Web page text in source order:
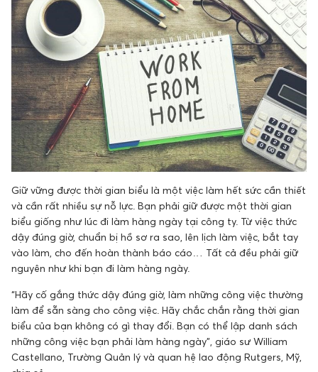
Giữ vững được thời gian biểu là một việc làm hết sức cần thiết
và cần rất nhiều sự nỗ lực. Bạn phải giữ được một thời gian
biểu giống như lúc đi làm hàng ngày tại công ty. Từ việc thức
dậy đúng giờ, chuẩn bị hồ sơ ra sao, lên lịch làm việc, bắt tay
vào làm, cho đến hoàn thành báo cáo… Tất cả đều phải giữ
nguyên như khi bạn đi làm hàng ngày.
“Hãy cố gắng thức dậy đúng giờ, làm những công việc thường
làm để sẵn sàng cho công việc. Hãy chắc chắn rằng thời gian
biểu của bạn không có gì thay đổi. Bạn có thể lập danh sách
những công việc bạn phải làm hàng ngày”, giáo sư William
Castellano, Trường Quản lý và quan hệ lao động Rutgers, Mỹ,